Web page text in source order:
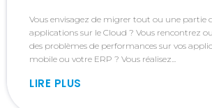
Vous envisagez de migrer tout ou une partie
applications sur le Cloud ? Vous rencontrez
des problèmes de performances sur vos
mobile ou votre ERP ? Vous réalisez...
LIRE PLUS